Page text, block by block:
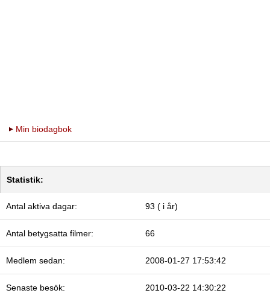
Min biodagbok
Statistik:
Antal aktiva dagar: 93 ( i år)
Antal betygsatta filmer: 66
Medlem sedan: 2008-01-27 17:53:42
Senaste besök: 2010-03-22 14:30:22